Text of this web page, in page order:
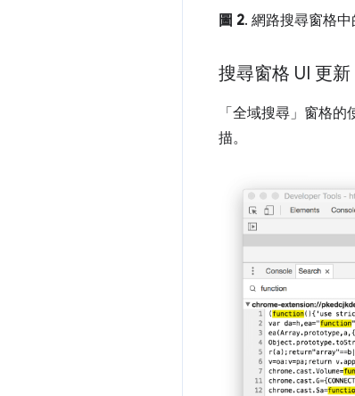
圖 2. 網路搜尋窗格中
搜尋窗格 UI 更新
「全域搜尋」 窗格的
描。